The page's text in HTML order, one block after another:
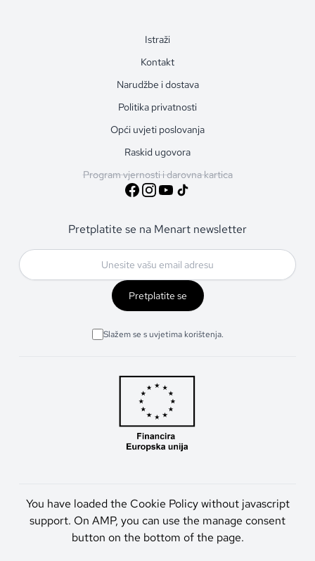
Istraži
Kontakt
Narudžbe i dostava
Politika privatnosti
Opći uvjeti poslovanja
Raskid ugovora
Program vjernosti i darovna kartica
Pretplatite se na Menart newsletter
Pretplatite se
Slažem se s uvjetima korištenja.
You have loaded the Cookie Policy without javascript
support. On AMP, you can use the manage consent
button on the bottom of the page.